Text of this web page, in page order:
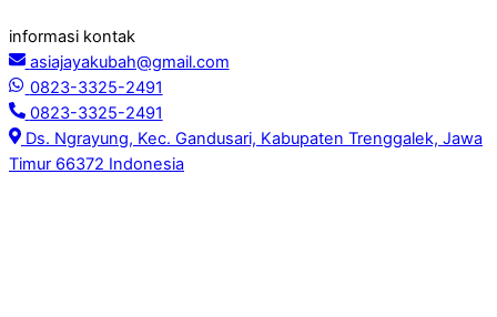
informasi kontak
asiajayakubah@gmail.com
0823-3325-2491
0823-3325-2491
Ds. Ngrayung, Kec. Gandusari, Kabupaten Trenggalek, Jawa
Timur 66372 Indonesia